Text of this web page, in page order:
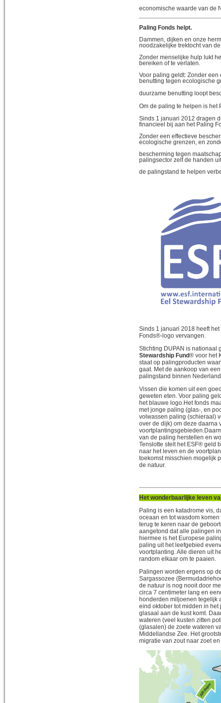
economische waarde van de
Paling Fonds helpt.
Dammen, dijken en onze
noodzakelijke trektocht van
Zonder menselijke hulp lukt
bereiken of te verlaten.
Voor paling geldt: Zonder
benutting tegen ecologische
duurzame benutting loopt
Om de paling te helpen is het
Sinds 1 januari 2012 dragen
financieel bij aan het Paling
Zonder een effectieve
ecologische grenzen, en
bescherming tegen
palingsector zelf de handen
de palingstand te helpen
Sinds 1 januari 2018 heeft
Fonds®-logo vervangen.
Stichting DUPAN is
Stewardship Fund® voor het
staat op palingproducten
gaat. Met de aankoop van
palingstand binnen
Vissen die komen uit een
geweten eten. Voor paling
het blauwe logo.Het fonds
met jonge paling (glas-, en
volwassen paling (schieraal)
over de dijk) om deze daarna
van de paling herstellen en
Tenslotte stelt het ESF® geld
naar het leven en de
toekomst misschien mogelijk
de natuur.
Het wonderbaarlijke leven
Paling is een katadrome vis,
oceaan en tot wasdom
terug te keren naar de
aangetond dat alle palingen
hiermee is het Europese
paling uit het leefgebied
voortplanting.Alle dieren uit
random elkaar om te paaien.
Palingen worden ergens op
Sargassozee
de natuur is nog nooit door
circa 7 centimeter lang en
honderden miljoenen tegelijk
eind oktober tot midden in
glasaal aan de kust komt.
wateren (veel kusten zitten
(glasalen) de zoete wateren
Middellandse Zee. Het
migratie van zout naar zoet